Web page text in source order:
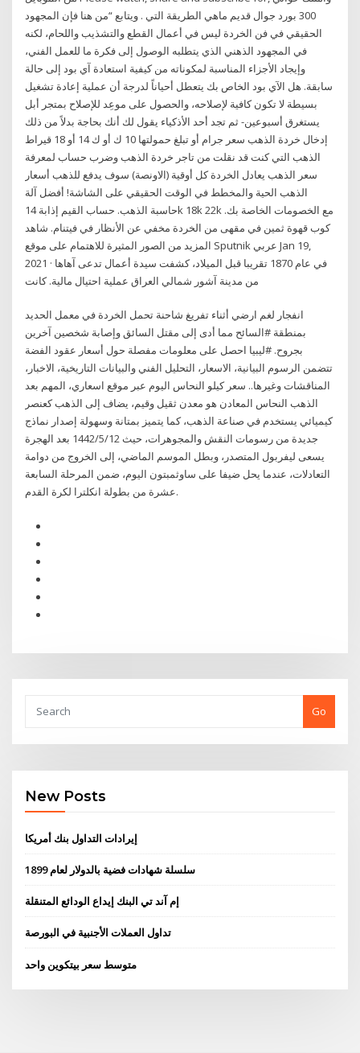
300 بورد جوال قديم ماهي الطريقة التي . ويتابع “من هنا فإن المجهود
الحقيقي في فن الخردة ليس في أعمال القطع والتشذيب واللحام، لكنه
في المجهود الذهني الذي يتطلبه الوصول إلى فكرة ما للعمل الفني،
وإيجاد الأجزاء المناسبة لمكوناته من كيفية استعادة آي بود إلى حالة
سابقة. هل الآي بود الخاص بك يتعطل أحياناً لدرجة أن عملية إعادة تشغيل
بسيطة لا تكون كافية لإصلاحه، والحصول على موعِد للإصلاح بمتجر أبل
يستغرق أسبوعين- ثم تجد أحد الأذكياء يقول لك أنك بحاجة بدلاً من ذلك
إدخال خردة الذهب سعر جرام أو تبلغ حمولتها 10 ك أو ك 14 أو 18 قيراط
الذهب التي كنت قد نقلت من تاجر خردة الذهب وضرب حساب لمعرفة
سعر الذهب يعادل الخردة كل أوقية (الاونصة) سوف يدفع للذهب أسعار
الذهب الحية والمخطط في الوقت الحقيقي على الشاشة! أفضل آلة
حاسبة الذهب. حساب القيم إذابة 14k 18k 22k مع الخصومات الخاصة بك.
كوب قهوة ثمين في مقهى من الخردة مخفي عن الأنظار في فيتنام. شاهد
المزيد من الصور المثيرة للاهتمام على موقع Sputnik عربي Jan 19,
2021 · في عام 1870 تقريبا قبل الميلاد، كشفت سيدة أعمال تدعى آهاها
من مدينة آشور شمالي العراق عملية احتيال مالية. كانت
انفجار لغم ارضي أثناء تفريغ شاحنة تحمل الخردة في معمل الحديد
بمنطقة #السائح مما أدى إلى مقتل السائق وإصابة شخصين آخرين
بجروح. #ليبيا احصل على معلومات مفصلة حول أسعار عقود الفضة
تتضمن الرسوم البيانية، الاسعار، التحليل الفني والبيانات التاريخية، الاخبار،
المناقشات وغيرها.. سعر كيلو النحاس اليوم عبر موقع اسعاري، المهم بعد
الذهب النحاس المعادن هو معدن ثقيل وقيم، يضاف إلى الذهب كعنصر
كيميائي يستخدم في صناعة الذهب، كما يتميز بمتانة وسهولة إصدار نماذج
جديدة من رسومات النقش والمجوهرات، حيث 12‏‏/5‏‏/1442 بعد الهجرة
يسعى ليفربول المتصدر، وبطل الموسم الماضي، إلى الخروج من دوامة
التعادلات، عندما يحل ضيفا على ساوثمبتون اليوم، ضمن المرحلة السابعة
عشرة من بطولة انكلترا لكرة القدم.
Go
New Posts
إيرادات التداول بنك أمريكا
سلسلة شهادات فضية بالدولار لعام 1899
إم آند تي البنك إيداع الودائع المتنقلة
تداول العملات الأجنبية في البورصة
متوسط ​​سعر بيتكوين واحد